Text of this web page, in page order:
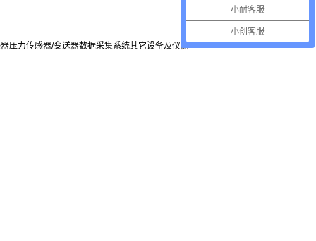
压力传感器/变送器数据采集系统其它设备及仪器
小耐客服
小创客服